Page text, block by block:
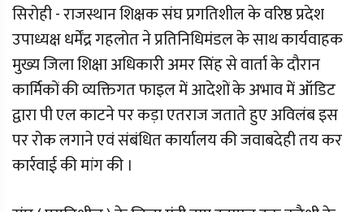
सिरोही - राजस्थान शिक्षक संघ प्रगतिशील के वरिष्ठ प्रदेश
उपाध्यक्ष धर्मेंद्र गहलोत ने प्रतिनिधिमंडल के साथ कार्यवाहक
मुख्य जिला शिक्षा अधिकारी अमर सिंह से वार्ता के दौरान
कार्मिकों की व्यक्तिगत फाइल में आदेशों के अभाव में ऑडिट
द्वारा पी एल काटने पर कड़ा एतराज जताते हुए अविलंब इस
पर रोक लगाने एवं संबंधित कार्यालय की जवाबदेही तय कर
कार्रवाई की मांग की ।